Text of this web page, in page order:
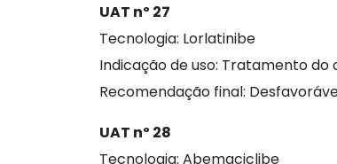
UAT nº 27
Tecnologia: Lorlatinibe
Indicação de uso: Tratamento do
Recomendação final:
UAT nº 28
Tecnologia: Abemaciclibe